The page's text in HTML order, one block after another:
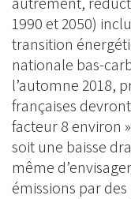
1990 et 2050)
transition
nationale bas-
l’automne 2018,
françaises
facteur 8 environ
soit une baisse
même
émissions par